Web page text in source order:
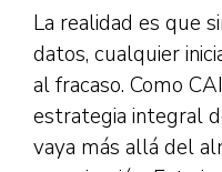
La realidad es que
datos, cualquier
al fracaso. Como
estrategia integral
vaya más allá del